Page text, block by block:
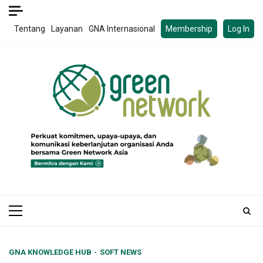
Skip
Tentang Layanan GNA Internasional Membership Log In
Primary
GNA KNOWLEDGE HUB SOFT NEWS